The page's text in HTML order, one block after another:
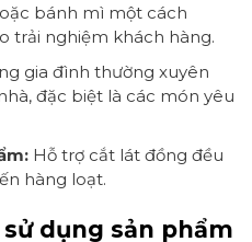
bánh mì một cách
trải nghiệm khách hàng.
gia đình thường xuyên
đặc biệt là các món yêu
Hỗ trợ cắt lát đồng đều
hàng loạt.
dụng sản phẩm